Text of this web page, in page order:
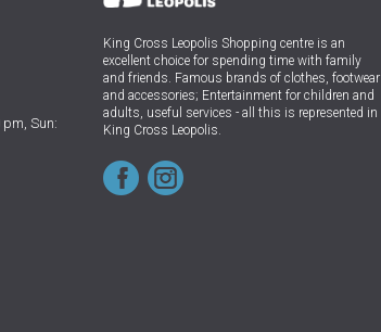
Sun:
King Cross Leopolis Shopping centre is an
excellent choice for spending time with family
and friends. Famous brands of clothes, footwear
and accessories; Entertainment for children and
adults, useful services - all this is represented in
King Cross Leopolis.